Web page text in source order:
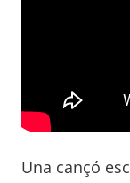
Una cançó